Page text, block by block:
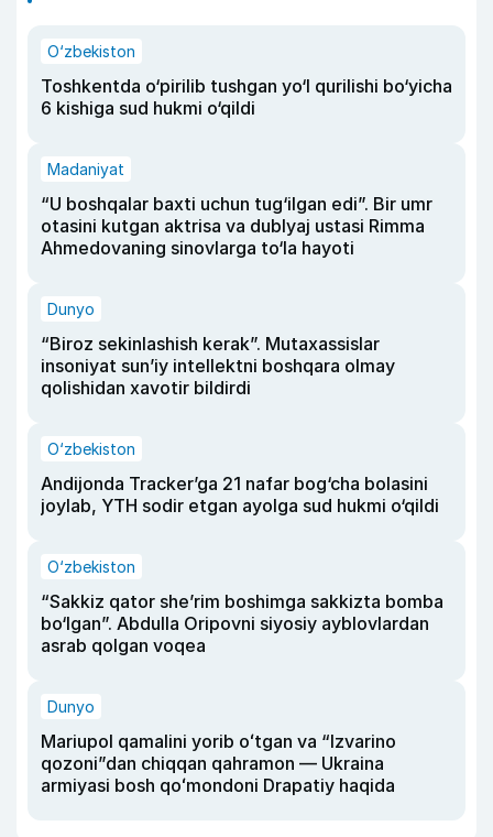
O‘zbekiston
Toshkentda o‘pirilib tushgan yo‘l qurilishi bo‘yicha
6 kishiga sud hukmi o‘qildi
Madaniyat
“U boshqalar baxti uchun tug‘ilgan edi”. Bir umr
otasini kutgan aktrisa va dublyaj ustasi Rimma
Ahmedovaning sinovlarga to‘la hayoti
Dunyo
“Biroz sekinlashish kerak”. Mutaxassislar
insoniyat sun’iy intellektni boshqara olmay
qolishidan xavotir bildirdi
O‘zbekiston
Andijonda Tracker’ga 21 nafar bog‘cha bolasini
joylab, YTH sodir etgan ayolga sud hukmi o‘qildi
O‘zbekiston
“Sakkiz qator she’rim boshimga sakkizta bomba
bo‘lgan”. Abdulla Oripovni siyosiy ayblovlardan
asrab qolgan voqea
Dunyo
Mariupol qamalini yorib oʻtgan va “Izvarino
qozoni”dan chiqqan qahramon — Ukraina
armiyasi bosh qoʻmondoni Drapatiy haqida